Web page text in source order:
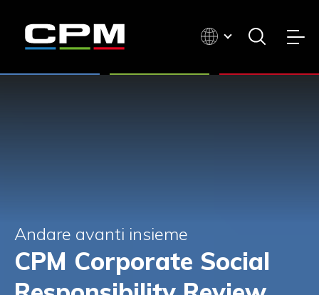
Andare avanti insieme
CPM Corporate Social